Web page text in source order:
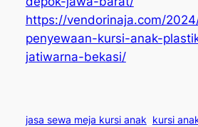
https://vendorinaja.com/
penyewaan-kursi-anak-
jatiwarna-bekasi/
jasa sewa meja kursi anak kursi